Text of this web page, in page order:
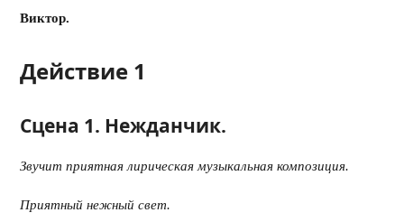
Виктор.
Действие 1
Сцена 1. Нежданчик.
Звучит приятная лирическая музыкальная композиция.
Приятный нежный свет.